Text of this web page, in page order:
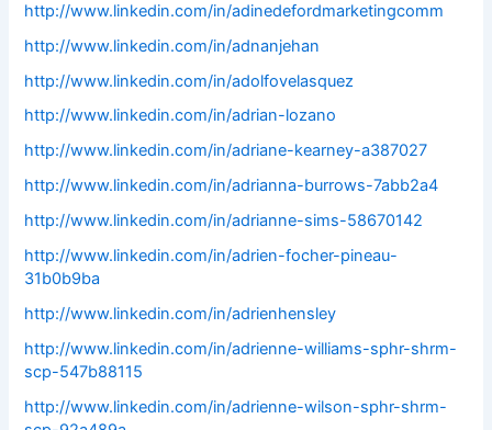
http://www.linkedin.com/in/adinedefordmarketingcomm
http://www.linkedin.com/in/adnanjehan
http://www.linkedin.com/in/adolfovelasquez
http://www.linkedin.com/in/adrian-lozano
http://www.linkedin.com/in/adriane-kearney-a387027
http://www.linkedin.com/in/adrianna-burrows-7abb2a4
http://www.linkedin.com/in/adrianne-sims-58670142
http://www.linkedin.com/in/adrien-focher-pineau-
31b0b9ba
http://www.linkedin.com/in/adrienhensley
http://www.linkedin.com/in/adrienne-williams-sphr-shrm-
scp-547b88115
http://www.linkedin.com/in/adrienne-wilson-sphr-shrm-